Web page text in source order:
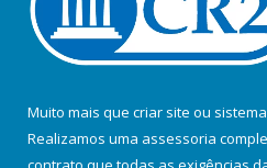
Muito mais que criar site ou
Realizamos uma assessoria